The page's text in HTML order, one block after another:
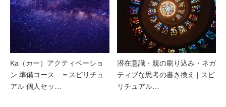
Ka（カー）アクティベーショ
ン 準備コース ＝スピリチュ
アル 個人セッ…
潜在意識・親の刷り込み・ネガ
ティブな思考の書き換え | スピ
リチュアル…